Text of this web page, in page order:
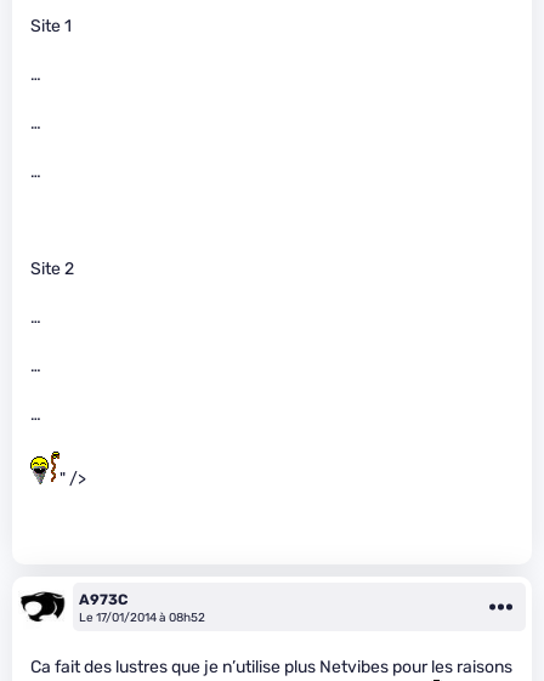
Site 1
…
…
…
Site 2
…
…
…
" />
A973C
Le 17/01/2014 à 08h52
Ca fait des lustres que je n’utilise plus Netvibes pour les raisons